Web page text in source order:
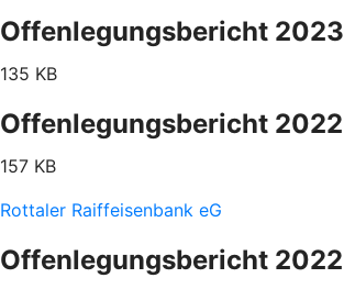
Offenlegungsbericht 2023
135 KB
Offenlegungsbericht 2022
157 KB
Rottaler Raiffeisenbank eG
Offenlegungsbericht 2022